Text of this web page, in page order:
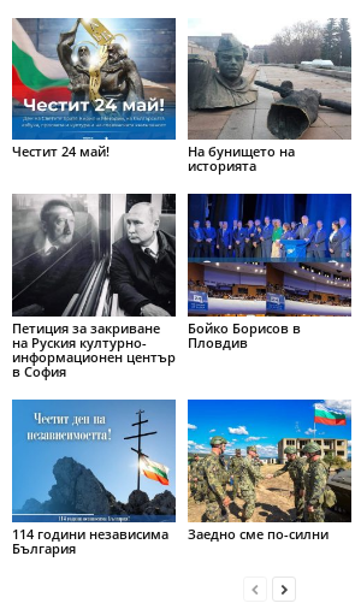
Честит 24 май!
На бунището на
историята
Петиция за закриване
на Руския културно-
информационен център
в София
Бойко Борисов в
Пловдив
114 години независима
България
Заедно сме по-силни